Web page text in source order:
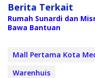
Berita Terkait
Rumah Sunardi dan
Bawa Bantuan
Mall Pertama Kota
Warenhuis